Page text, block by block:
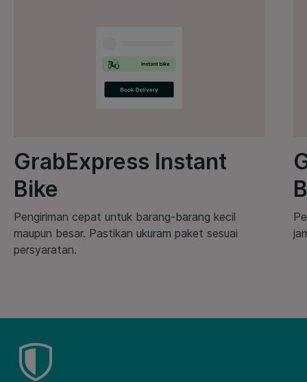
GrabExpress Instant
Bike
Pengiriman cepat untuk barang-barang kecil
maupun besar. Pastikan ukuram paket sesuai
persyaratan.